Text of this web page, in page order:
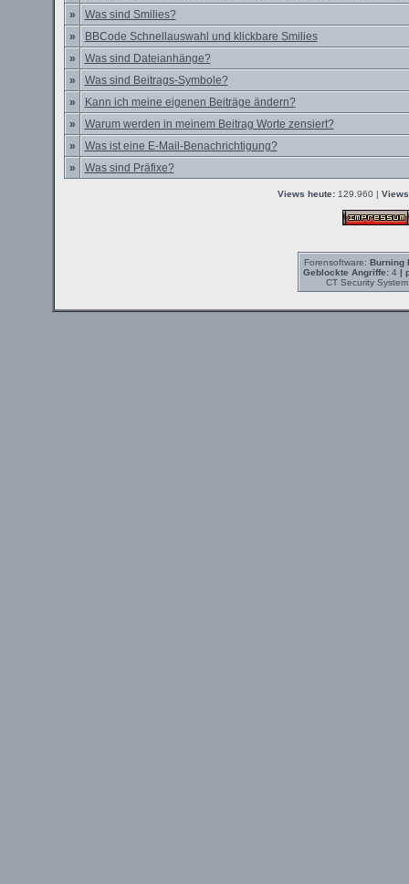
»
Was sind Smilies?
»
BBCode Schnellauswahl und klickbare Smilies
»
Was sind Dateianhänge?
»
Was sind Beitrags-Symbole?
»
Kann ich meine eigenen Beiträge ändern?
»
Warum werden in meinem Beitrag Worte zensiert?
»
Was ist eine E-Mail-Benachrichtigung?
»
Was sind Präfixe?
Views heute: 129.960 |
Forensoftware: Burning
Geblockte Angriffe:4 |
CT Security